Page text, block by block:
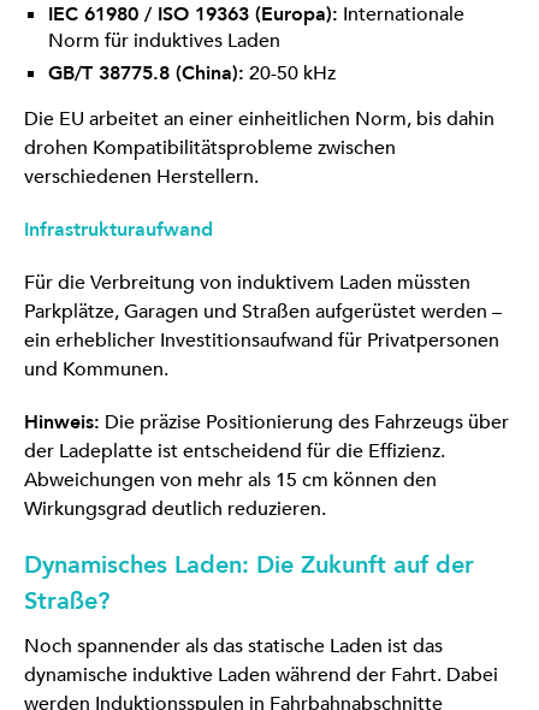
IEC 61980 / ISO 19363 (Europa): Internationale
Norm für induktives Laden
GB/T 38775.8 (China): 20-50 kHz
Die EU arbeitet an einer einheitlichen Norm, bis dahin
drohen Kompatibilitätsprobleme zwischen
verschiedenen Herstellern.
Infrastrukturaufwand
Für die Verbreitung von induktivem Laden müssten
Parkplätze, Garagen und Straßen aufgerüstet werden –
ein erheblicher Investitionsaufwand für Privatpersonen
und Kommunen.
Hinweis: Die präzise Positionierung des Fahrzeugs über
der Ladeplatte ist entscheidend für die Effizienz.
Abweichungen von mehr als 15 cm können den
Wirkungsgrad deutlich reduzieren.
Dynamisches Laden: Die Zukunft auf der
Straße?
Noch spannender als das statische Laden ist das
dynamische induktive Laden während der Fahrt. Dabei
werden Induktionsspulen in Fahrbahnabschnitte